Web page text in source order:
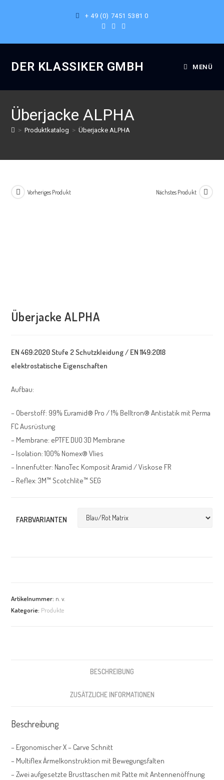
+ 49 (0) 7451 5381 0
DER KLASSIKER GMBH MENÜ
Überjacke ALPHA
> Produktkatalog > Überjacke ALPHA
Vorheriges Produkt Nächstes Produkt
Überjacke ALPHA
EN 469:2020 Stufe 2 Schutzkleidung / EN 1149:2018
elektrostatische Eigenschaften
Aufbau:
– Oberstoff: 99% Euramid® Pro / 1% Belltron® Antistatik mit Perma
FC Ausrüstung
– Membrane: ePTFE DUO 3D Membrane
– Isolation: 100% Nomex® Vlies
– Innenfutter: NanoTec Komposit Aramid / Viskose FR
– Reflex: 3M™ Scotchlite™ SEG
FARBVARIANTEN
Artikelnummer: n. v.
Kategorie: Produkte
BESCHREIBUNG
ZUSÄTZLICHE INFORMATIONEN
Beschreibung
– Ergonomischer X – Carve Schnitt
– Multiflex Ärmelkonstruktion mit Bewegungsfalten
– Zwei aufgesetzte Brusttaschen mit Patte mit Antennenöffnung